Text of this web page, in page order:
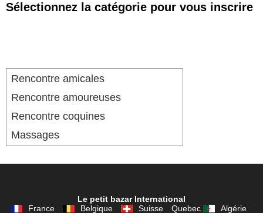
Sélectionnez la catégorie pour vous inscrire
Rencontre amicales
Rencontre amoureuses
Rencontre coquines
Massages
Le petit bazar International
France
Belgique Suisse Quebec Algérie